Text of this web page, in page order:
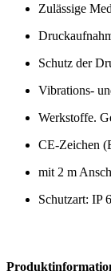
Zulässige
Schutz der
Vibrations-
Werkstoffe.
CE-Zeichen
mit 2 m
Schutzart: IP